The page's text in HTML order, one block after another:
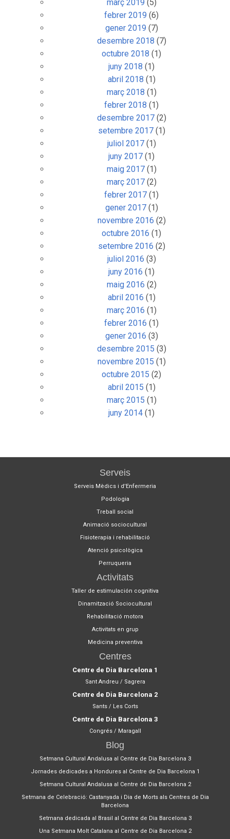
març 2019 (5)
febrer 2019 (6)
gener 2019 (7)
desembre 2018 (7)
octubre 2018 (1)
juny 2018 (1)
abril 2018 (1)
març 2018 (1)
febrer 2018 (1)
desembre 2017(2)
setembre 2017(1)
juliol 2017(1)
juny 2017 (1)
maig 2017(1)
març 2017(2)
febrer 2017 (1)
gener 2017(1)
novembre 2016 (2)
octubre 2016 (1)
setembre 2016 (2)
juliol 2016 (3)
juny 2016 (1)
maig 2016 (2)
abril 2016 (1)
març 2016 (1)
febrer 2016 (1)
gener 2016 (3)
desembre 2015 (3)
novembre 2015 (1)
octubre 2015 (2)
abril 2015 (1)
març 2015 (1)
juny 2014 (1)
Serveis
Serveis Mèdics i d'Enfermeria
Podologia
Treball social
Animació sociocultural
Fisioterapia i rehabilitació
Atenció psicològica
Perruqueria
Activitats
Taller de estimulación cognitiva
Dinamització Sociocultural
Rehabilitació motora
Activitats en grup
Medicina preventiva
Centres
Centre de Dia Barcelona 1
Sant Andreu / Sagrera
Centre de Dia Barcelona 2
Sants / Les Corts
Centre de Dia Barcelona 3
Congrés / Maragall
Blog
Setmana Cultural Andalusa al Centre de Dia Barcelona 3
Jornades dedicades a Hondures al Centre de Dia Barcelona 1
Setmana Cultural Andalusa al Centre de Dia Barcelona 2
Setmana de Celebració: Castanyada i Dia de Morts als Centres de Dia
Barcelona
Setmana dedicada al Brasil al Centre de Dia Barcelona 3
Una Setmana Molt Catalana al Centre de Dia Barcelona 2